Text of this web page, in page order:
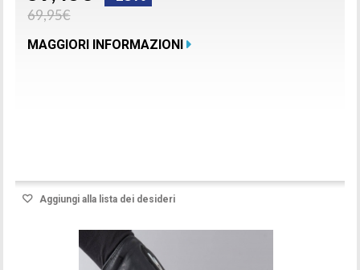
69,95€
MAGGIORI INFORMAZIONI
Aggiungi alla lista dei desideri